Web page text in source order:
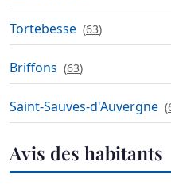
Tortebesse (63)
Briffons (63)
Saint-Sauves-d'Auvergne (
Avis des habitants